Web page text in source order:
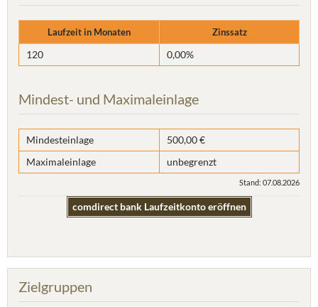
Laufzeit in Monaten Zinssatz
120 0,00%
Mindest- und Maximaleinlage
Mindesteinlage
500,00 €
Maximaleinlage
unbegrenzt
Stand: 07.08.2026
comdirect bank Laufzeitkonto eröffnen
Zielgruppen